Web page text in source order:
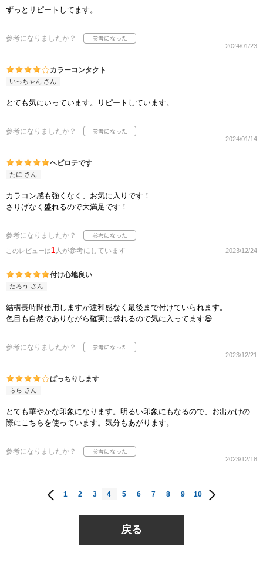
ずっとリピートしてます。
参考になりましたか？
2024/01/23
カラーコンタクト
いっちゃん さん
とても気にいっています。リピートしています。
参考になりましたか？
2024/01/14
ヘビロテです
たに さん
カラコン感も強くなく、お気に入りです！
さりげなく盛れるので大満足です！
参考になりましたか？
このレビューは1人が参考にしています 2023/12/24
付け心地良い
たろう さん
結構長時間使用しますが違和感なく最後まで付けていられます。
色目も自然でありながら確実に盛れるので気に入ってます😄
参考になりましたか？
2023/12/21
ぱっちりします
らら さん
とても華やかな印象になります。明るい印象にもなるので、お出かけの
際にこちらを使っています。気分もあがります。
参考になりましたか？
2023/12/18
1 2 3 4 5 6 7 8 9 10
戻る